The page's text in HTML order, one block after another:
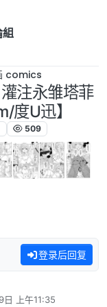
comics
注永雏塔菲
U迅】
509
登录后回复
上午11:35